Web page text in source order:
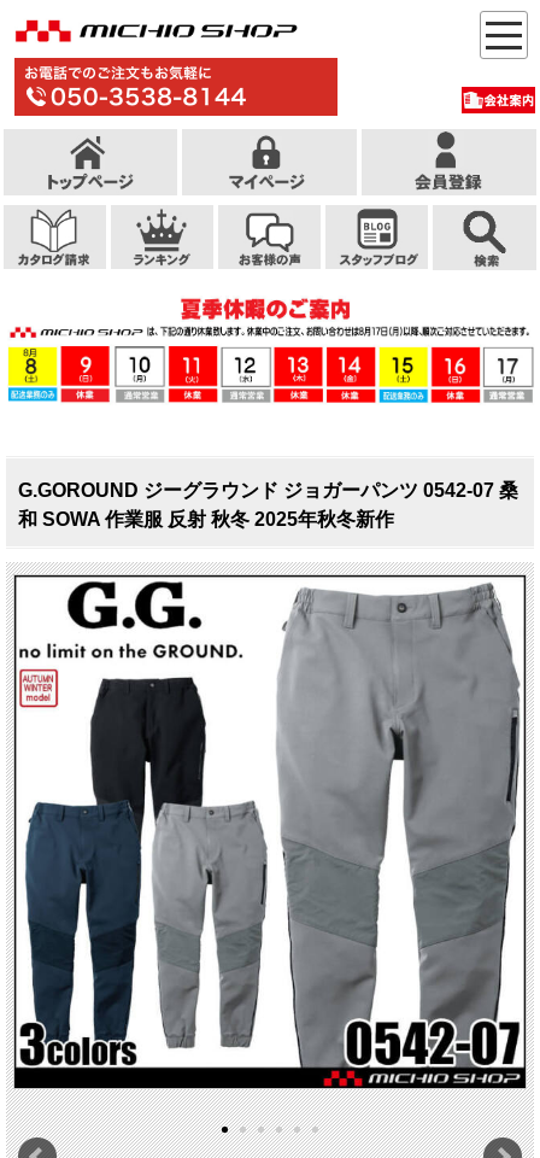
G.GOROUND ジーグラウンド ジョガーパンツ 0542-07 桑
和 SOWA 作業服 反射 秋冬 2025年秋冬新作